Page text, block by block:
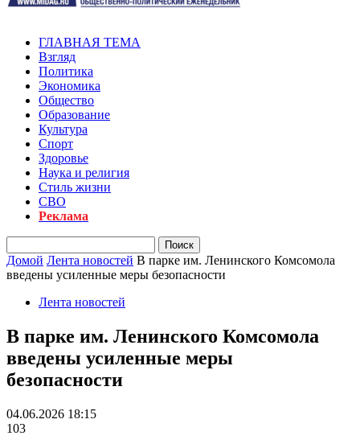
ГЛАВНАЯ ТЕМА
Взгляд
Политика
Экономика
Общество
Образование
Культура
Спорт
Здоровье
Наука и религия
Стиль жизни
СВО
Реклама
Домой Лента новостей В парке им. Ленинского Комсомола
введены усиленные меры безопасности
Лента новостей
В парке им. Ленинского Комсомола
введены усиленные меры
безопасности
04.06.2026 18:15
103